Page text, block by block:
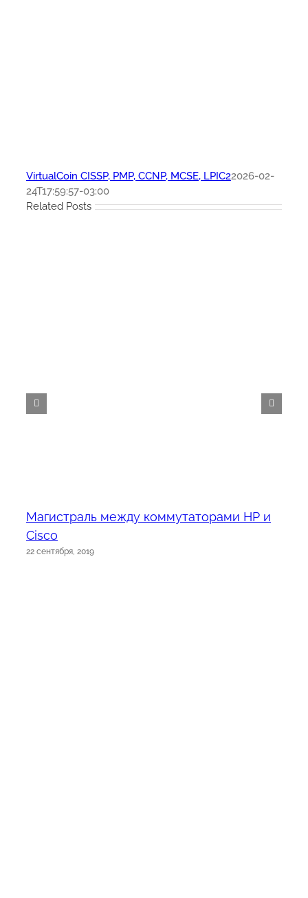
VirtualCoin CISSP, PMP, CCNP, MCSE, LPIC22026-02-
24T17:59:57-03:00
Related Posts
Магистраль между коммутаторами HP и
Cisco
22 сентября, 2019